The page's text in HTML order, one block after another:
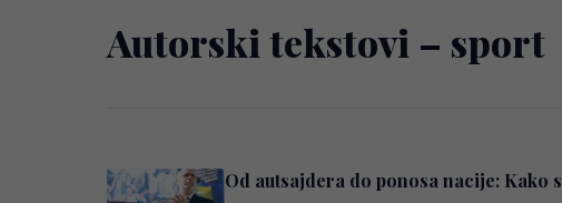
Autorski tekstovi – sport
Od autsajdera do ponosa nacije: